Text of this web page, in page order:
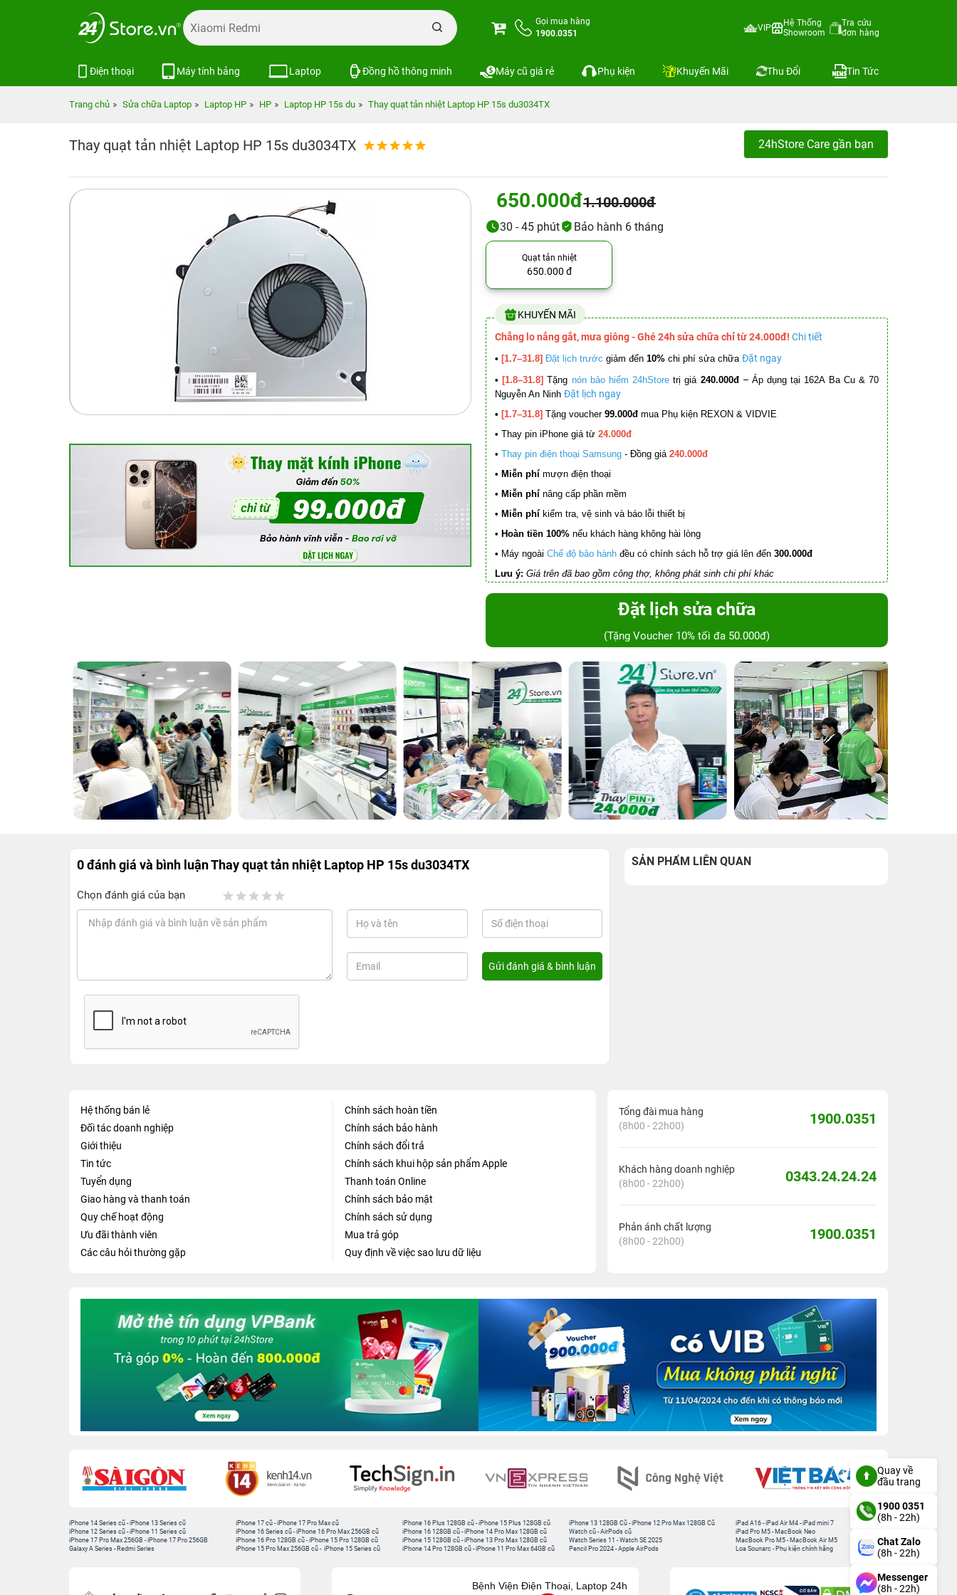
Gọi mua hàng
1900.0351
VIP
Hệ Thống
Showroom
Tra cứu
đơn hàng
Điện thoại Máy tính bảng Laptop Đồng hồ thông minh Máy cũ giá rẻ Phụ kiện Khuyến Mãi Thu Đổi Tin Tức
Trang chủ Sửa chữa Laptop Laptop HP HP Laptop HP 15s du Thay quạt tản nhiệt Laptop HP 15s du3034TX
Thay quạt tản nhiệt Laptop HP 15s du3034TX 24hStore Care gần bạn
650.000đ1.100.000đ
30 - 45 phút Bảo hành 6 tháng
Quạt tản nhiệt
650.000 đ
KHUYẾN MÃI
Chẳng lo nắng gắt, mưa giông - Ghé 24h sửa chữa chỉ từ 24.000đ! Chi tiết
• [1.7–31.8] Đặt lịch trước giảm đến 10% chi phí sửa chữa Đặt ngay
• [1.8–31.8] Tặng nón bảo hiểm 24hStore trị giá 240.000đ – Áp dụng tại 162A Ba Cu & 70
Nguyễn An Ninh Đặt lịch ngay
• [1.7–31.8] Tặng voucher 99.000đ mua Phụ kiện REXON & VIDVIE
• Thay pin iPhone giá từ 24.000đ
• Thay pin điện thoại Samsung - Đồng giá 240.000đ
• Miễn phí mượn điện thoại
• Miễn phí nâng cấp phần mềm
• Miễn phí kiểm tra, vệ sinh và báo lỗi thiết bị
• Hoàn tiền 100% nếu khách hàng không hài lòng
• Máy ngoài Chế độ bảo hành đều có chính sách hỗ trợ giá lên đến 300.000đ
Lưu ý: Giá trên đã bao gồm công thợ, không phát sinh chi phí khác
Đặt lịch sửa chữa
(Tặng Voucher 10% tối đa 50.000đ)
0 đánh giá và bình luậnThay quạt tản nhiệt Laptop HP 15s du3034TX
Chọn đánh giá của bạn
SẢN PHẨM LIÊN QUAN
Hệ thống bán lẻ
Đối tác doanh nghiệp
Giới thiệu
Tin tức
Tuyển dụng
Giao hàng và thanh toán
Quy chế hoạt động
Ưu đãi thành viên
Các câu hỏi thường gặp
Chính sách hoàn tiền
Chính sách bảo hành
Chính sách đổi trả
Chính sách khui hộp sản phẩm Apple
Thanh toán Online
Chính sách bảo mật
Chính sách sử dụng
Mua trả góp
Quy định về việc sao lưu dữ liệu
Tổng đài mua hàng
(8h00 - 22h00)
1900.0351
Khách hàng doanh nghiệp
(8h00 - 22h00)
0343.24.24.24
Phản ánh chất lượng
(8h00 - 22h00)
1900.0351
iPhone 14 Series cũ -iPhone 13 Series cũ
iPhone 12 Series cũ -iPhone 11 Series cũ
iPhone 17 Pro Max 256GB -iPhone 17 Pro 256GB
Galaxy A Series - Redmi Series
iPhone 17 cũ -iPhone 17 Pro Max cũ
iPhone 16 Series cũ - iPhone 16 Pro Max 256GB cũ
iPhone 16 Pro 128GB cũ -iPhone 15 Pro 128GB cũ
iPhone 15 Pro Max 256GB cũ - iPhone 15 Series cũ
iPhone 16 Plus 128GB cũ -iPhone 15 Plus 128GB cũ
iPhone 16 128GB cũ -iPhone 14 Pro Max 128GB cũ
iPhone 15 128GB cũ -iPhone 13 Pro Max 128GB cũ
iPhone 14 Pro 128GB cũ -iPhone 11 Pro Max 64GB cũ
iPhone 13 128GB Cũ -iPhone 12 Pro Max 128GB Cũ
Watch cũ -AirPods cũ
Watch Series 11 -Watch SE 2025
Pencil Pro 2024 -Apple AirPods
iPad A16 -iPad Air M4 -iPad mini 7
iPad Pro M5 - MacBook Neo
MacBook Pro M5 - MacBook Air M5
Loa Sounarc - Phụ kiện chính hãng
Bệnh Viện Điện Thoại, Laptop 24h
Quay về
đầu trang
1900 0351
(8h - 22h)
Chat Zalo
(8h - 22h)
Messenger
(8h - 22h)